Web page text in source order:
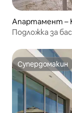
Апартамент –
Подложка за
Супердомакин
Супердомакин